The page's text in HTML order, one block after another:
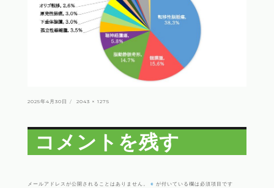
投
2025年4月30日
フ
2043 × 1275
コメントを残す
メールアドレスが公開されることはありません。 ※ が付いている欄は必須項目です